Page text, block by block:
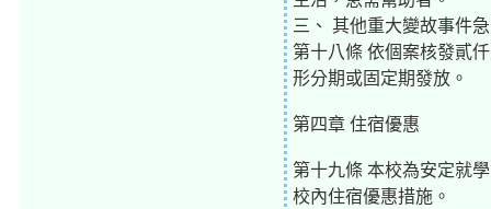
三、 其他重大變故事件
第十八條 依個案核發貳
形分期或固定期發放。
第四章 住宿優惠
第十九條 本校為安定就
校內住宿優惠措施。